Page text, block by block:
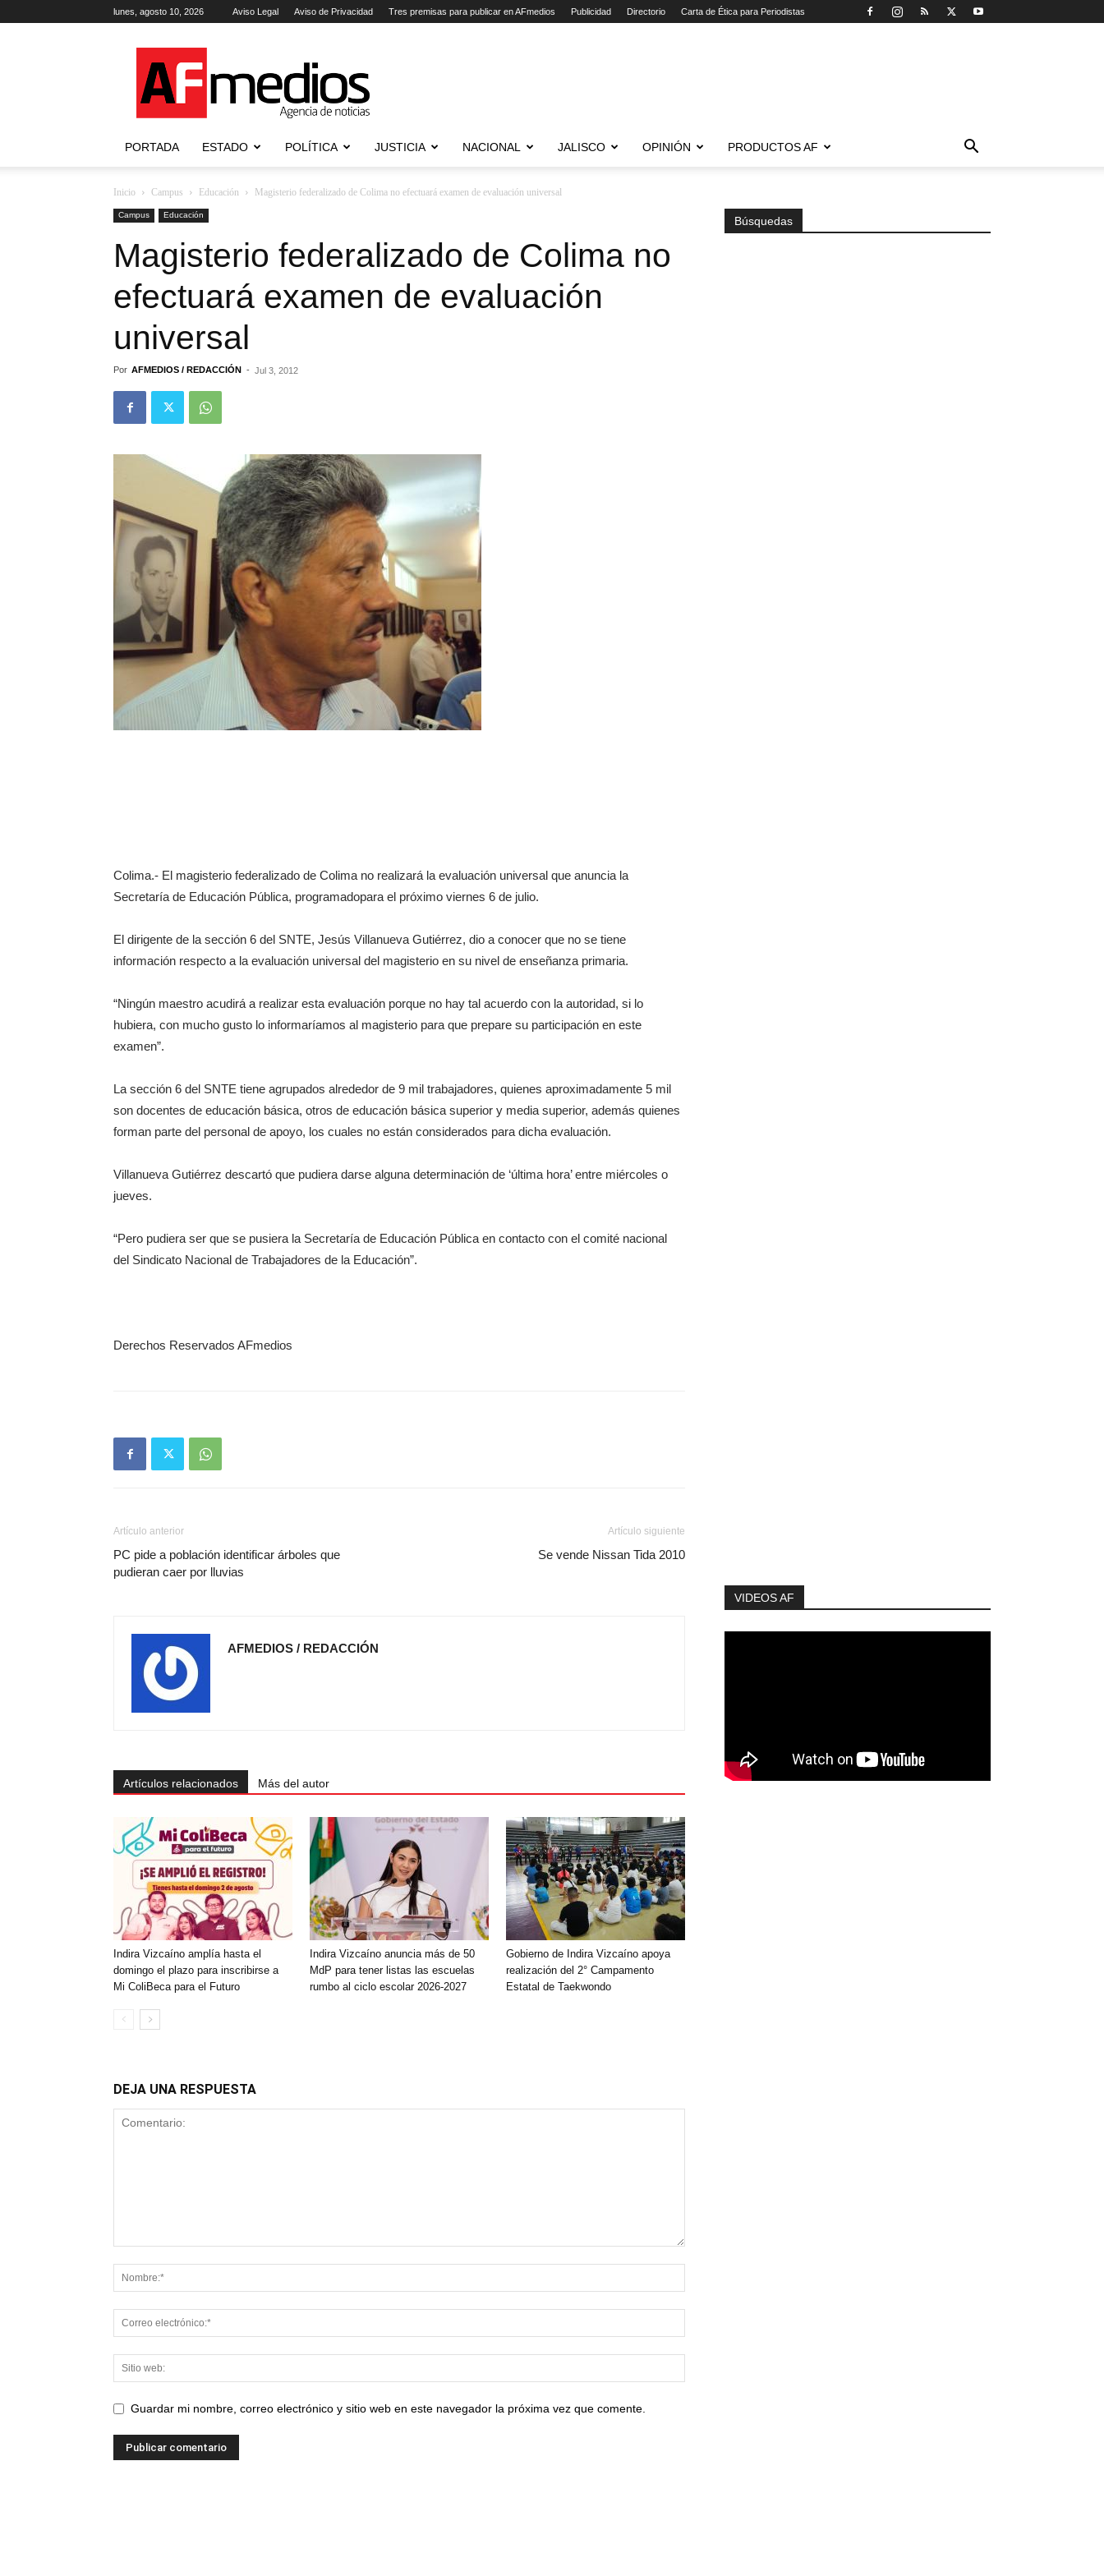
lunes, agosto 10, 2026 Aviso Legal Aviso de Privacidad Tres premisas para publicar en AFmedios Publicidad Directorio Carta de Ética para Periodistas
Agencia
de
Noticias
PORTADA ESTADO POLÍTICA JUSTICIA NACIONAL JALISCO OPINIÓN PRODUCTOS AF
Inicio Campus Educación Magisterio federalizado de Colima no efectuará examen de evaluación universal
Campus Educación
Magisterio federalizado de Colima no
efectuará examen de evaluación
universal
Por AFMEDIOS / REDACCIÓN - Jul 3, 2012
Colima.- El magisterio federalizado de Colima no realizará la evaluación universal que anuncia la
Secretaría de Educación Pública, programadopara el próximo viernes 6 de julio.
El dirigente de la sección 6 del SNTE, Jesús Villanueva Gutiérrez, dio a conocer que no se tiene
información respecto a la evaluación universal del magisterio en su nivel de enseñanza primaria.
“Ningún maestro acudirá a realizar esta evaluación porque no hay tal acuerdo con la autoridad, si lo
hubiera, con mucho gusto lo informaríamos al magisterio para que prepare su participación en este
examen”.
La sección 6 del SNTE tiene agrupados alrededor de 9 mil trabajadores, quienes aproximadamente 5 mil
son docentes de educación básica, otros de educación básica superior y media superior, además quienes
forman parte del personal de apoyo, los cuales no están considerados para dicha evaluación.
Villanueva Gutiérrez descartó que pudiera darse alguna determinación de ‘última hora’ entre miércoles o
jueves.
“Pero pudiera ser que se pusiera la Secretaría de Educación Pública en contacto con el comité nacional
del Sindicato Nacional de Trabajadores de la Educación”.
Derechos Reservados AFmedios
Artículo anterior
PC pide a población identificar árboles que
pudieran caer por lluvias
Artículo siguiente
Se vende Nissan Tida 2010
AFMEDIOS / REDACCIÓN
Artículos relacionados Más del autor
Indira Vizcaíno amplía hasta el
domingo el plazo para inscribirse a
Mi ColiBeca para el Futuro
Indira Vizcaíno anuncia más de 50
MdP para tener listas las escuelas
rumbo al ciclo escolar 2026-2027
Gobierno de Indira Vizcaíno apoya
realización del 2° Campamento
Estatal de Taekwondo
DEJA UNA RESPUESTA
Guardar mi nombre, correo electrónico y sitio web en este navegador la próxima vez que comente.
Búsquedas
VIDEOS AF